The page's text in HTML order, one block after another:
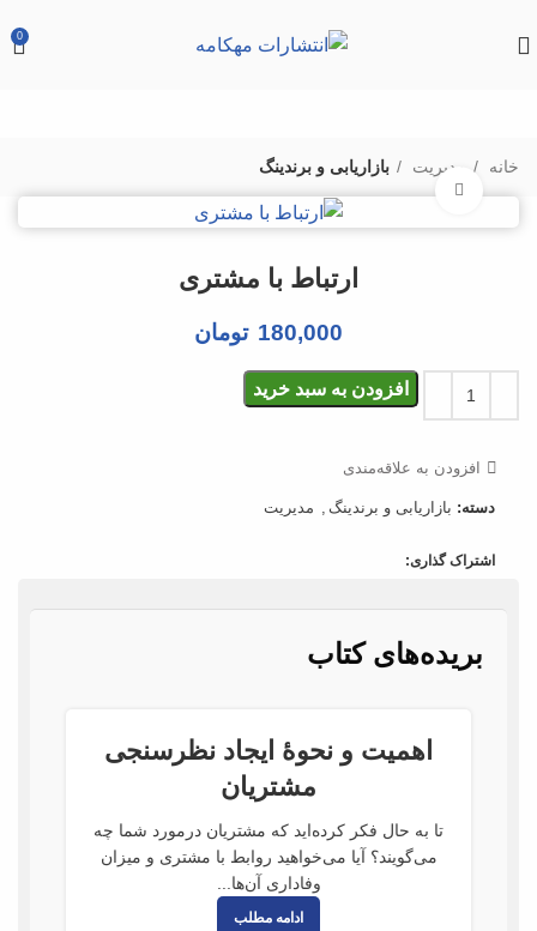
0
خانه مدیریت
بازاریابی و برندینگ
بزرگنمایی تصویر
ارتباط با مشتری
180,000 تومان
افزودن به سبد خرید
افزودن به علاقه‌مندی
دسته: بازاریابی و برندینگ , مدیریت
اشتراک گذاری:
بریده‌های کتاب
اهمیت و نحوۀ ایجاد نظرسنجی
مشتریان
تا به حال فکر کرده‌اید که مشتریان درمورد شما چه
می‌گویند؟ آیا می‌خواهید روابط با مشتری و میزان
وفاداری آن‌ها...
ادامه مطلب